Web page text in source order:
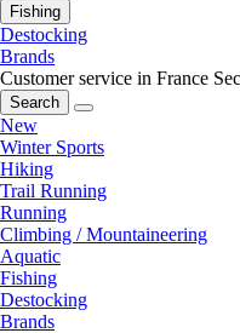
Fishing
Destocking
Brands
Customer service in France
Search
New
Winter Sports
Hiking
Trail Running
Running
Climbing / Mountaineering
Aquatic
Fishing
Destocking
Brands